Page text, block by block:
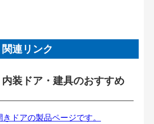
連リンク
装ドア・建具のおすすめ